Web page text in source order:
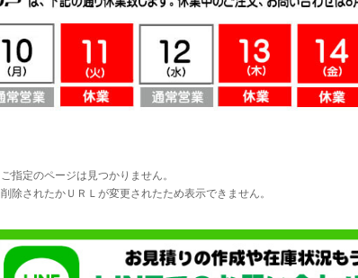
ご指定のページは見つかりません。
削除されたかＵＲＬが変更されたため表示できません。